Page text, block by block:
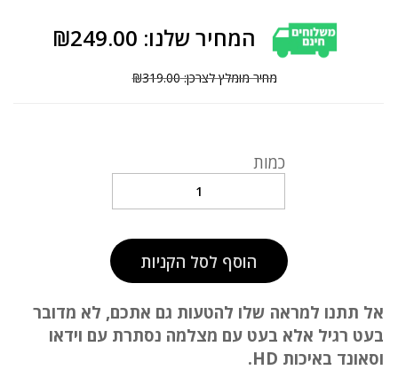
₪249.00
₪319.00
עט
HD
quantity
כמות
הוסף לסל הקניות
אל תתנו למראה שלו להטעות גם אתכם, לא מדובר
בעט רגיל אלא בעט עם מצלמה נסתרת עם וידאו
וסאונד באיכות HD.